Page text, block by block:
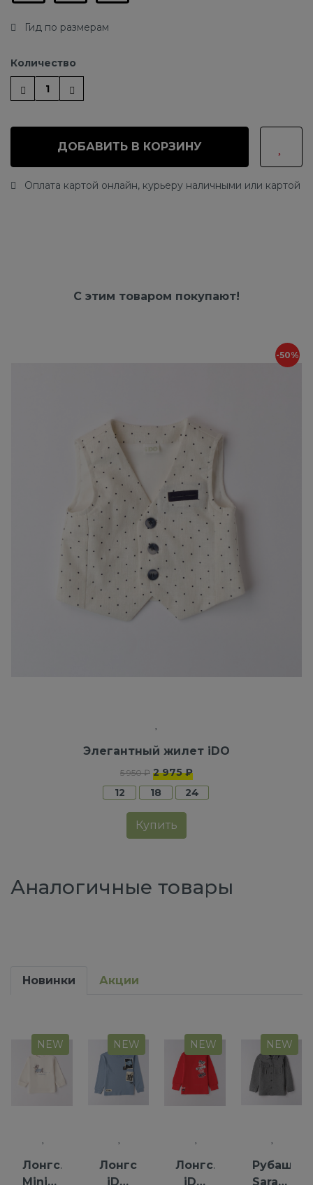
Гид по размерам
Количество
ДОБАВИТЬ В КОРЗИНУ
Оплата картой онлайн, курьеру наличными или картой
С этим товаром покупают!
-50%
Элегантный жилет iDO
5 950 ₽ 2 975 ₽
12
18 24
Купить
Аналогичные товары
Новинки Акции
NEW
Лонгслив
Minibanda
NEW
Лонгслив
iDO
NEW
Лонгслив
iDO
NEW
Рубашка